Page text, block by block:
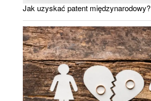
Jak uzyskać patent międzynarodowy?